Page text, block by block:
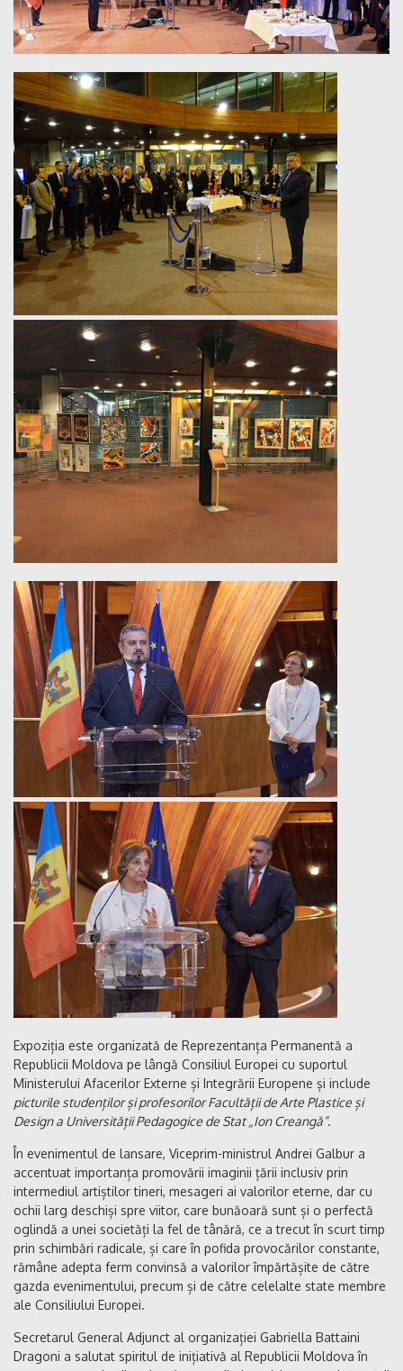
Expoziția este organizată de Reprezentanța Permanentă a
Republicii Moldova pe lângă Consiliul Europei cu suportul
Ministerului Afacerilor Externe și Integrării Europene și include
picturile studenților și profesorilor Facultății de Arte Plastice și
Design a Universității Pedagogice de Stat „Ion Creangă”.
În evenimentul de lansare, Viceprim-ministrul Andrei Galbur a
accentuat importanța promovării imaginii țării inclusiv prin
intermediul artiștilor tineri, mesageri ai valorilor eterne, dar cu
ochii larg deschiși spre viitor, care bunăoară sunt și o perfectă
oglindă a unei societăți la fel de tânără, ce a trecut în scurt timp
prin schimbări radicale, și care în pofida provocărilor constante,
rămâne adepta ferm convinsă a valorilor împărtășite de către
gazda evenimentului, precum și de către celelalte state membre
ale Consiliului Europei.
Secretarul General Adjunct al organizației Gabriella Battaini
Dragoni a salutat spiritul de inițiativă al Republicii Moldova în